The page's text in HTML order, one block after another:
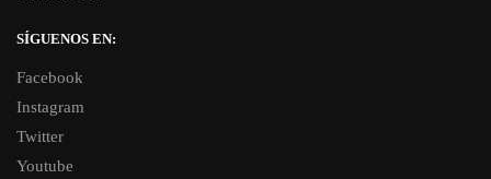
SÍGUENOS EN:
Facebook
Instagram
Twitter
Youtube